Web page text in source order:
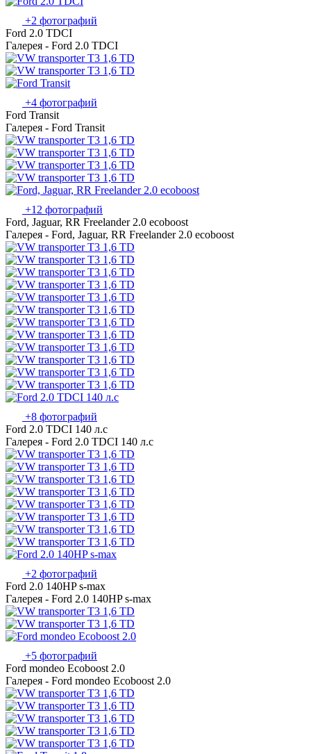
+2 фотографий
Ford 2.0 TDCI
Галерея - Ford 2.0 TDCI
+4 фотографий
Ford Transit
Галерея - Ford Transit
+12 фотографий
Ford, Jaguar, RR Freelander 2.0 ecoboost
Галерея - Ford, Jaguar, RR Freelander 2.0 ecoboost
+8 фотографий
Ford 2.0 TDCI 140 л.с
Галерея - Ford 2.0 TDCI 140 л.с
+2 фотографий
Ford 2.0 140HP s-max
Галерея - Ford 2.0 140HP s-max
+5 фотографий
Ford mondeo Ecoboost 2.0
Галерея - Ford mondeo Ecoboost 2.0